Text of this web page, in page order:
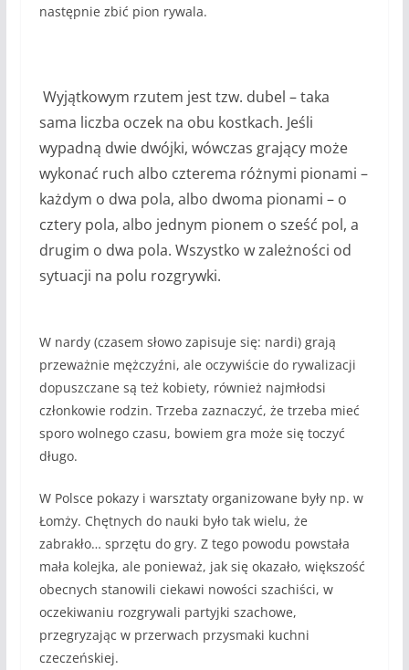
następnie zbić pion rywala.
Wyjątkowym rzutem jest tzw. dubel – taka
sama liczba oczek na obu kostkach. Jeśli
wypadną dwie dwójki, wówczas grający może
wykonać ruch albo czterema różnymi pionami –
każdym o dwa pola, albo dwoma pionami – o
cztery pola, albo jednym pionem o sześć pol, a
drugim o dwa pola. Wszystko w zależności od
sytuacji na polu rozgrywki.
W nardy (czasem słowo zapisuje się: nardi) grają
przeważnie mężczyźni, ale oczywiście do rywalizacji
dopuszczane są też kobiety, również najmłodsi
członkowie rodzin. Trzeba zaznaczyć, że trzeba mieć
sporo wolnego czasu, bowiem gra może się toczyć
długo.
W Polsce pokazy i warsztaty organizowane były np. w
Łomży. Chętnych do nauki było tak wielu, że
zabrakło… sprzętu do gry. Z tego powodu powstała
mała kolejka, ale ponieważ, jak się okazało, większość
obecnych stanowili ciekawi nowości szachiści, w
oczekiwaniu rozgrywali partyjki szachowe,
przegryzając w przerwach przysmaki kuchni
czeczeńskiej.